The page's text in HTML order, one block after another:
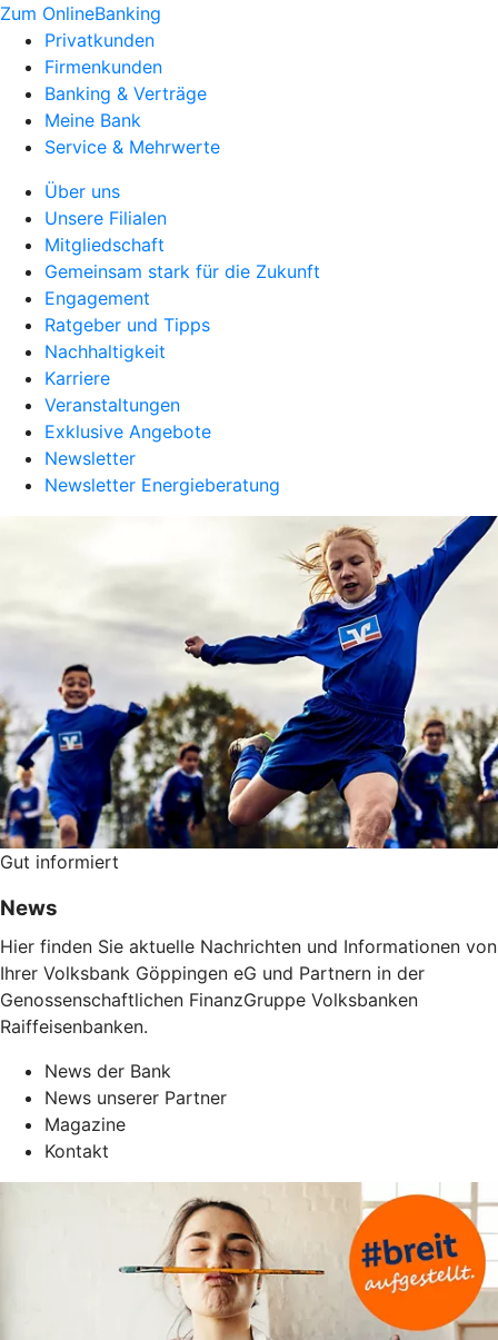
Zum OnlineBanking
Privatkunden
Firmenkunden
Banking & Verträge
Meine Bank
Service & Mehrwerte
Über uns
Unsere Filialen
Mitgliedschaft
Gemeinsam stark für die Zukunft
Engagement
Ratgeber und Tipps
Nachhaltigkeit
Karriere
Veranstaltungen
Exklusive Angebote
Newsletter
Newsletter Energieberatung
Gut informiert
News
Hier finden Sie aktuelle Nachrichten und Informationen von
Ihrer Volksbank Göppingen eG und Partnern in der
Genossenschaftlichen FinanzGruppe Volksbanken
Raiffeisenbanken.
News der Bank
News unserer Partner
Magazine
Kontakt